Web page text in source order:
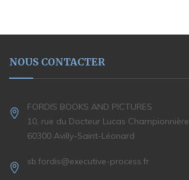
NOUS CONTACTER
FORDIS BOOKS AND PICTURES
10, rue du Docteur Lucas Championnière
60300 Avilly-Saint-Léonard
sb.fordis@executive-process.fr